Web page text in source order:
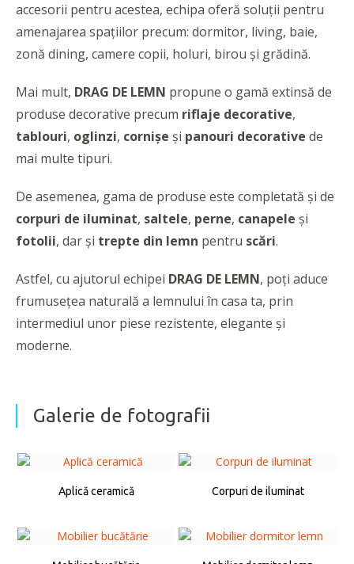
accesorii pentru acestea, echipa oferă soluţii pentru
amenajarea spaţiilor precum: dormitor, living, baie,
zonă dining, camere copii, holuri, birou şi grădină.
Mai mult, DRAG DE LEMN propune o gamă extinsă de
produse decorative precum riflaje decorative,
tablouri, oglinzi, cornișe și panouri decorative de
mai multe tipuri.
De asemenea, gama de produse este completată şi de
corpuri de iluminat, saltele, perne, canapele şi
fotolii, dar şi trepte din lemn pentru scări.
Astfel, cu ajutorul echipei DRAG DE LEMN, poţi aduce
frumuseţea naturală a lemnului în casa ta, prin
intermediul unor piese rezistente, elegante şi
moderne.
Galerie de fotografii
Aplică ceramică Corpuri de iluminat